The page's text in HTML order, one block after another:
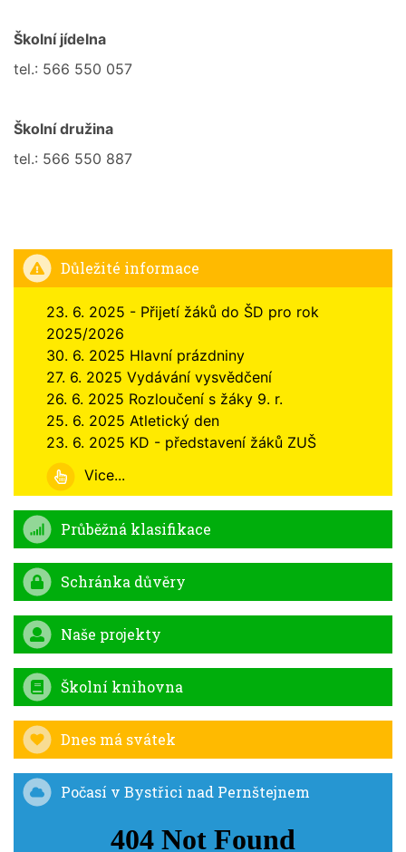
Školní jídelna
tel.: 566 550 057
Školní družina
tel.: 566 550 887
Důležité informace
23. 6. 2025 - Přijetí žáků do ŠD pro rok
2025/2026
30. 6. 2025 Hlavní prázdniny
27. 6. 2025 Vydávání vysvědčení
26. 6. 2025 Rozloučení s žáky 9. r.
25. 6. 2025 Atletický den
23. 6. 2025 KD - představení žáků ZUŠ
Vice...
Průběžná klasifikace
Schránka důvěry
Naše projekty
Školní knihovna
Dnes má svátek
Počasí v Bystřici nad Pernštejnem